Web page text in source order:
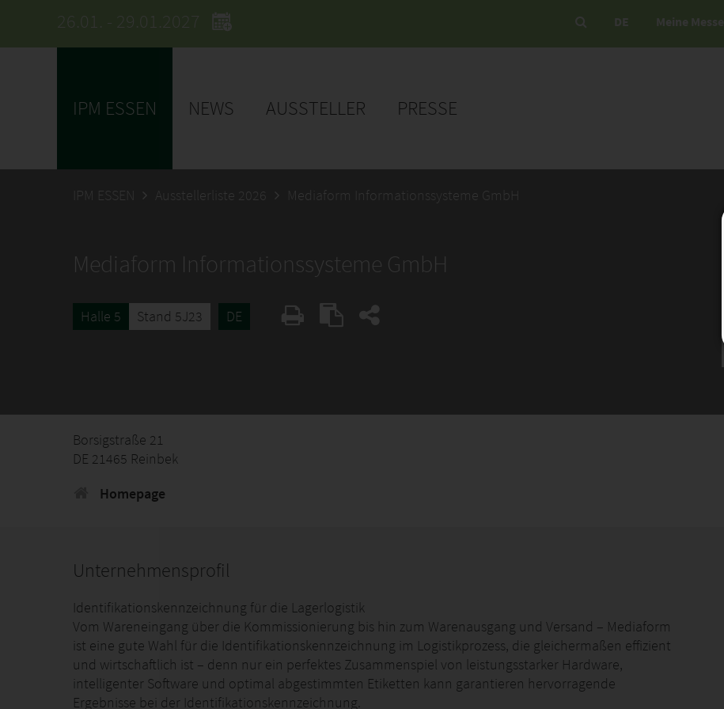
26.01. - 29.01.2027 DE Meine Messe
IPM ESSEN NEWS AUSSTELLER PRESSE
IPM ESSEN Ausstellerliste 2026 Mediaform Informationssysteme GmbH
Mediaform Informationssysteme GmbH
Halle 5 Stand 5J23 DE
Borsigstraße 21
DE 21465 Reinbek
Homepage
Unternehmensprofil
Identifikationskennzeichnung für die Lagerlogistik
Vom Wareneingang über die Kommissionierung bis hin zum Warenausgang und Versand – Mediaform
ist eine gute Wahl für die Identifikationskennzeichnung im Logistikprozess, die gleichermaßen effizient
und wirtschaftlich ist – denn nur ein perfektes Zusammenspiel von leistungsstarker Hardware,
intelligenter Software und optimal abgestimmten Etiketten kann garantieren hervorragende
Ergebnisse bei der Identifikationskennzeichnung.